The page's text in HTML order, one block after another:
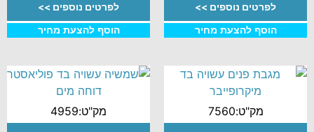
לפרטים נוספים >>
הוסף להצעת מחיר
לפרטים נוספים >>
הוסף להצעת מחיר
מק"ט:7560 מק"ט:4959